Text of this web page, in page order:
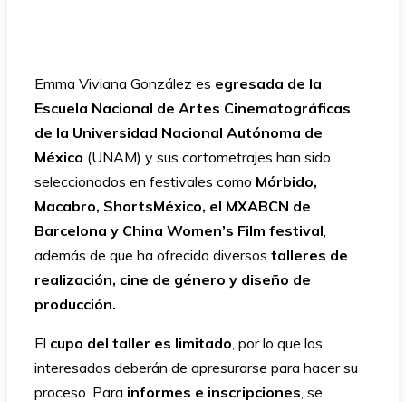
Emma Viviana González es egresada de la
Escuela Nacional de Artes Cinematográficas
de la Universidad Nacional Autónoma de
México (UNAM) y sus cortometrajes han sido
seleccionados en festivales como Mórbido,
Macabro, ShortsMéxico, el MXABCN de
Barcelona y China Women’s Film festival,
además de que ha ofrecido diversos talleres de
realización, cine de género y diseño de
producción.
El cupo del taller es limitado, por lo que los
interesados deberán de apresurarse para hacer su
proceso. Para informes e inscripciones, se